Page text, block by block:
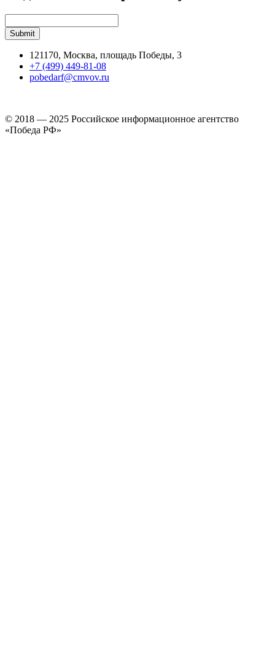
121170, Москва, площадь Победы, 3
+7 (499) 449-81-08
pobedarf@cmvov.ru
© 2018 — 2025 Российское информационное агентство
«Победа РФ»